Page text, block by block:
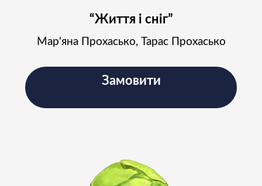
“Життя і сніг”
Мар'яна Прохасько, Тарас Прохасько
Замовити